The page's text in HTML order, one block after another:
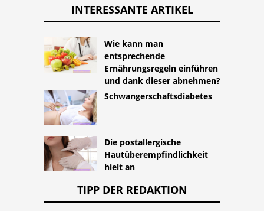
INTERESSANTE ARTIKEL
Wie kann man
entsprechende
Ernährungsregeln einführen
und dank dieser abnehmen?
Schwangerschaftsdiabetes
Die postallergische
Hautüberempfindlichkeit
hielt an
TIPP DER REDAKTION